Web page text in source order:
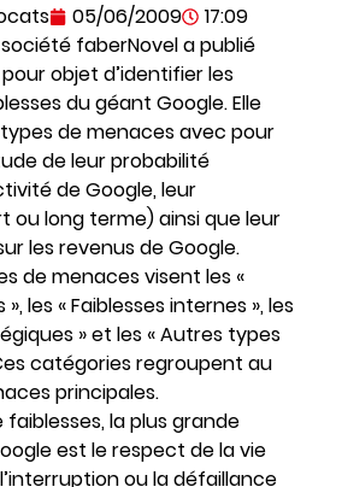
05/06/2009
17:09
faberNovel a publié
objet d’identifier les
du géant Google. Elle
de menaces avec pour
de leur probabilité
de Google, leur
ou long terme) ainsi que leur
les revenus de Google.
de menaces visent les «
les « Faiblesses internes », les
» et les « Autres types
catégories regroupent au
principales.
faiblesses, la plus grande
est le respect de la vie
ou la défaillance